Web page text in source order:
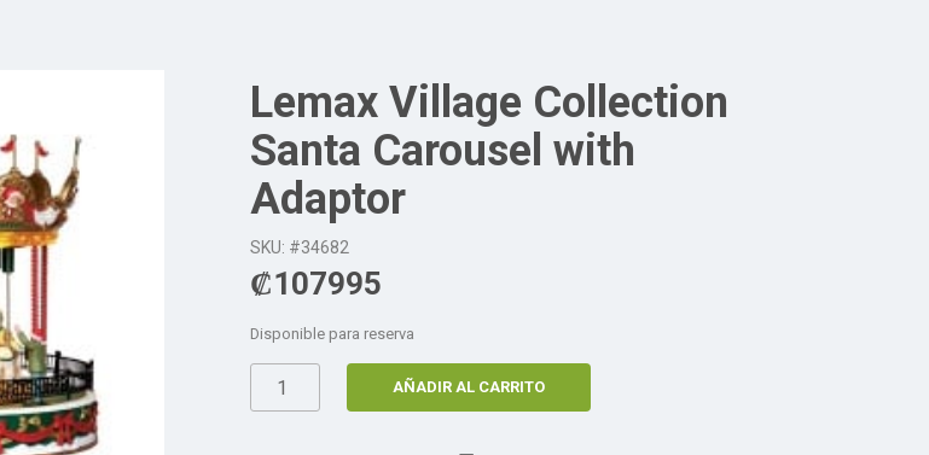
Lemax Village Collection
Santa Carousel with
Adaptor
SKU: #34682
₡107995
Disponible para reserva
AÑADIR AL CARRITO